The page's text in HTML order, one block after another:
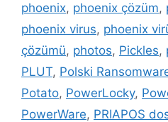
phoenix, phoenix çözüm,
phoenix virus, phoenix
çözümü, photos, Pickles,
PLUT, Polski
Potato, PowerLocky,
PowerWare, PRIAPOS